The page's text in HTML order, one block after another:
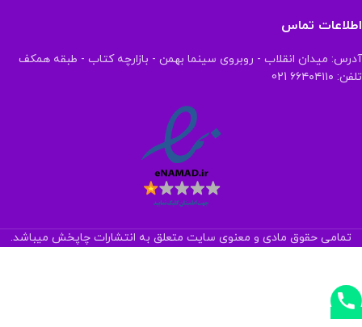
اطلاعات تماس
آدرس: میدان انقلاب - روبروی سینما بهمن - بازارچه کتاب - طبقه همکف
تلفن: ۶۶۴۰۴۱۱۰ 021
تمامی حقوق مادی و معنوی سایت متعلق به انتشارات چاپخش میباشد.